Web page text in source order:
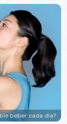
beber cada día?